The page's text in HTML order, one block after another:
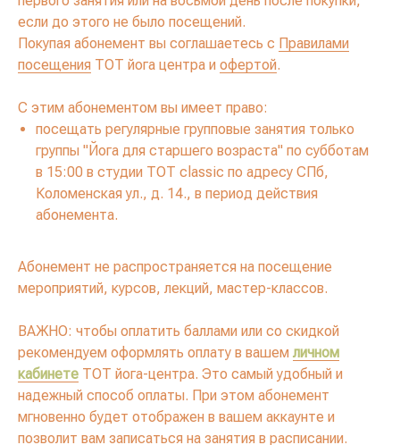
если до этого не было посещений.
Покупая абонемент вы соглашаетесь с Правилами
посещения ТОТ йога центра и офертой.
С этим абонементом вы имеет право:
посещать регулярные групповые занятия только
группы "Йога для старшего возраста" по субботам
в 15:00 в студии TOT classic по адресу СПб,
Коломенская ул., д. 14., в период действия
абонемента.
Абонемент не распространяется на посещение
мероприятий, курсов, лекций, мастер-классов.
ВАЖНО: чтобы оплатить баллами или со скидкой
рекомендуем оформлять оплату в вашем личном
кабинете ТОТ йога-центра. Это самый удобный и
надежный способ оплаты. При этом абонемент
мгновенно будет отображен в вашем аккаунте и
позволит вам записаться на занятия в расписании.